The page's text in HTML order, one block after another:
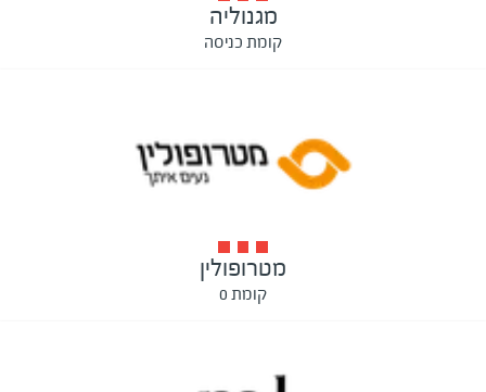
מגנוליה
קומת כניסה
מטרופולין
קומת 0